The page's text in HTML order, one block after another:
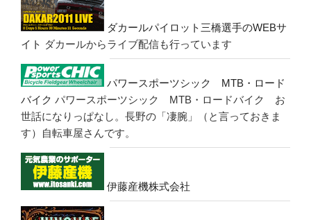
ダカールパイロット三橋選手のWEBサ
イト ダカールからライブ配信も行っています
パワースポーツシック MTB・ロード
バイク パワースポーツシック MTB・ロードバイク お
世話になりっぱなし。長野の「凄腕」（と言っておきま
す）自転車屋さんです。
伊藤産機株式会社